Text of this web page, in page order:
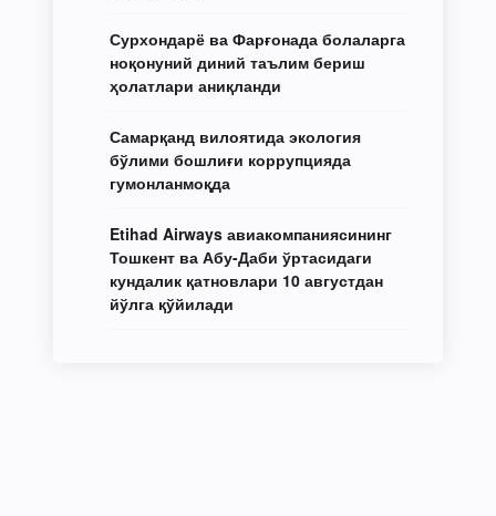
Сурхондарё ва Фарғонада болаларга
ноқонуний диний таълим бериш
ҳолатлари аниқланди
Самарқанд вилоятида экология
бўлими бошлиғи коррупцияда
гумонланмоқда
Etihad Airways авиакомпаниясининг
Тошкент ва Абу-Даби ўртасидаги
кундалик қатновлари 10 августдан
йўлга қўйилади